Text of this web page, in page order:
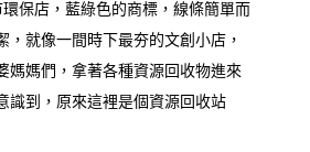
保店，藍綠色的商標，線條簡單而
，就像一間時下最夯的文創小店，
媽媽們，拿著各種資源回收物進來
識到，原來這裡是個資源回收站